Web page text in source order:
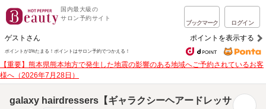
国内最大級の
サロン予約サイト
ブックマーク ログイン
ゲストさん ポイントを表示する
ポイントが1%たまる！ ポイントはサロン予約でつかえる！
【重要】熊本県熊本地方で発生した地震の影響のある地域へご予約されているお客
様へ（2026年7月28日）
galaxy hairdressers【ギャラクシーヘアードレッサ